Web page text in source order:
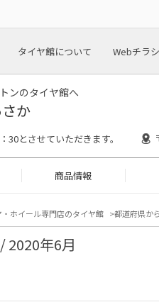
タイヤ館について Webチラシ
ンのタイヤ館へ
か
させていただきます。
商品情報
・ホイール専門店のタイヤ館 都道府県か
2020年6月